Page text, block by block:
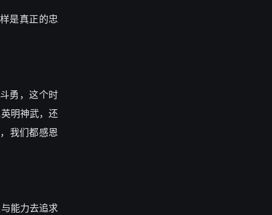
是真正的忠
勇，这个时
明神武，还
我们都感恩
能力去追求